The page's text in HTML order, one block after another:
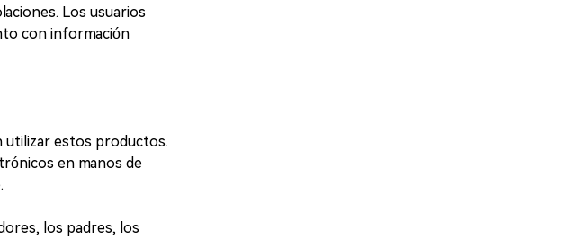
Los usuarios
con información
utilizar estos productos.
en manos de
los padres, los